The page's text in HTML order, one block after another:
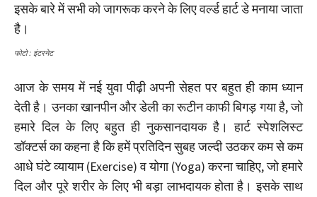
इसके बारे में सभी को जागरूक करने के लिए वर्ल्ड हार्ट डे मनाया जाता
है।
फोटो : इंटरनेट
आज के समय में नई युवा पीढ़ी अपनी सेहत पर बहुत ही काम ध्यान
देती है। उनका खानपीन और डेली का रूटीन काफी बिगड़ गया है, जो
हमारे दिल के लिए बहुत ही नुकसानदायक है। हार्ट स्पेशलिस्ट
डॉक्टर्स का कहना है कि हमें प्रतिदिन सुबह जल्दी उठकर कम से कम
आधे घंटे व्यायाम (Exercise) व योगा (Yoga) करना चाहिए, जो हमारे
दिल और पूरे शरीर के लिए भी बड़ा लाभदायक होता है। इसके साथ